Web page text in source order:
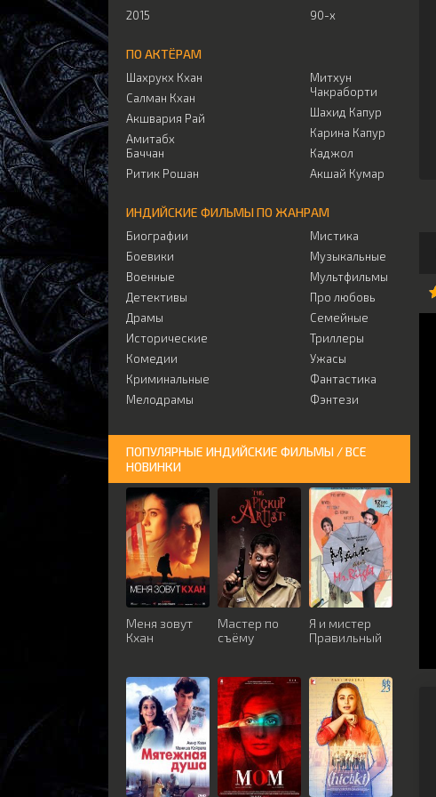
2015
90-х
ПО АКТЁРАМ
Шахрукх Кхан
Салман Кхан
Акшвария Рай
Амитабх
Баччан
Ритик Рошан
Митхун
Чакраборти
Шахид Капур
Карина Капур
Каджол
Акшай Кумар
ИНДИЙСКИЕ ФИЛЬМЫ ПО ЖАНРАМ
Биографии
Боевики
Военные
Детективы
Драмы
Исторические
Комедии
Криминальные
Мелодрамы
Мистика
Музыкальные
Мультфильмы
Про любовь
Семейные
Триллеры
Ужасы
Фантастика
Фэнтези
ПОПУЛЯРНЫЕ ИНДИЙСКИЕ ФИЛЬМЫ / ВСЕ
НОВИНКИ
Меня зовут
Кхан
Мастер по
съёму
Я и мистер
Правильный